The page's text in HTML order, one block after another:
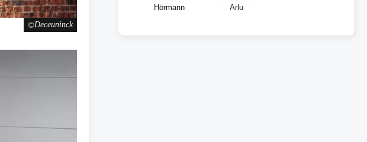
Deceuninck
Hörmann Arlu